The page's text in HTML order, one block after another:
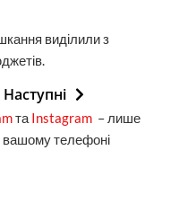
виділили з
Наступні
та Instagram– лише
у вашому телефоні